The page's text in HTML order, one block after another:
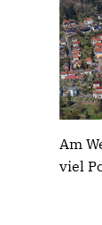
Am
viel